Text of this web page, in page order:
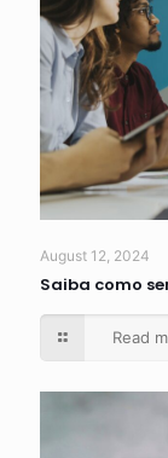
August 12, 2024
Saiba como
Read